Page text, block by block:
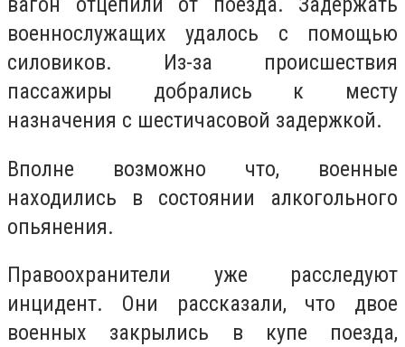
военнослужащих удалось с помощью
силовиков. Из-за происшествия
пассажиры добрались к месту
назначения с шестичасовой задержкой.
Вполне возможно что, военные
находились в состоянии алкогольного
опьянения.
Правоохранители уже расследуют
инцидент. Они рассказали, что двое
военных закрылись в купе поезда,